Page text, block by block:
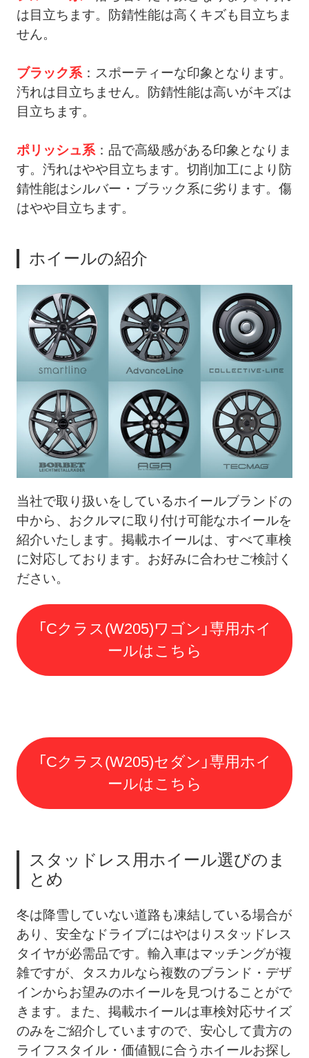
は目立ちます。防錆性能は高くキズも目立ちま
せん。
ブラック系：スポーティーな印象となります。
汚れは目立ちません。防錆性能は高いがキズは
目立ちます。
ポリッシュ系：品で高級感がある印象となりま
す。汚れはやや目立ちます。切削加工により防
錆性能はシルバー・ブラック系に劣ります。傷
はやや目立ちます。
ホイールの紹介
当社で取り扱いをしているホイールブランドの
中から、おクルマに取り付け可能なホイールを
紹介いたします。掲載ホイールは、すべて車検
に対応しております。 お好みに合わせご検討く
ださい。
「Cクラス(W205)ワゴン」専用ホイ
ールはこちら
「Cクラス(W205)セダン」専用ホイ
ールはこちら
スタッドレス用ホイール選びのま
とめ
冬は降雪していない道路も凍結している場合が
あり、安全なドライブにはやはりスタッドレス
タイヤが必需品です。輸入車はマッチングが複
雑ですが、タスカルなら複数のブランド・デザ
インからお望みのホイールを見つけることがで
きます。また、掲載ホイールは車検対応サイズ
のみをご紹介していますので、安心して貴方の
ライフスタイル・価値観に合うホイールお探し